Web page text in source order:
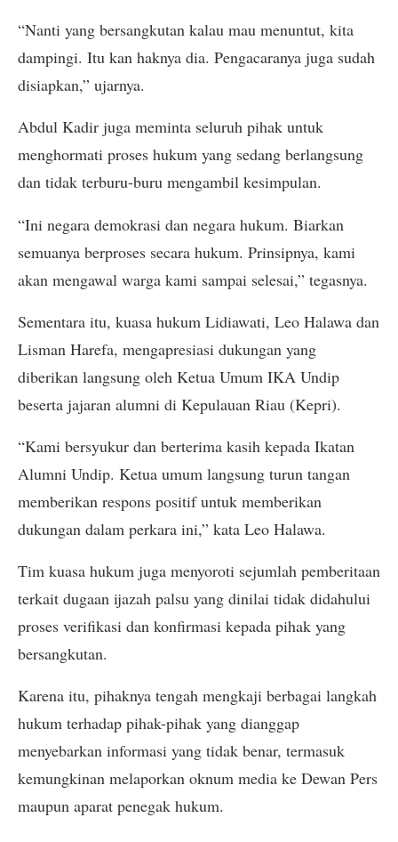
“Nanti yang bersangkutan kalau mau menuntut, kita
dampingi. Itu kan haknya dia. Pengacaranya juga sudah
disiapkan,” ujarnya.
Abdul Kadir juga meminta seluruh pihak untuk
menghormati proses hukum yang sedang berlangsung
dan tidak terburu-buru mengambil kesimpulan.
“Ini negara demokrasi dan negara hukum. Biarkan
semuanya berproses secara hukum. Prinsipnya, kami
akan mengawal warga kami sampai selesai,” tegasnya.
Sementara itu, kuasa hukum Lidiawati, Leo Halawa dan
Lisman Harefa, mengapresiasi dukungan yang
diberikan langsung oleh Ketua Umum IKA Undip
beserta jajaran alumni di Kepulauan Riau (Kepri).
“Kami bersyukur dan berterima kasih kepada Ikatan
Alumni Undip. Ketua umum langsung turun tangan
memberikan respons positif untuk memberikan
dukungan dalam perkara ini,” kata Leo Halawa.
Tim kuasa hukum juga menyoroti sejumlah pemberitaan
terkait dugaan ijazah palsu yang dinilai tidak didahului
proses verifikasi dan konfirmasi kepada pihak yang
bersangkutan.
Karena itu, pihaknya tengah mengkaji berbagai langkah
hukum terhadap pihak-pihak yang dianggap
menyebarkan informasi yang tidak benar, termasuk
kemungkinan melaporkan oknum media ke Dewan Pers
maupun aparat penegak hukum.